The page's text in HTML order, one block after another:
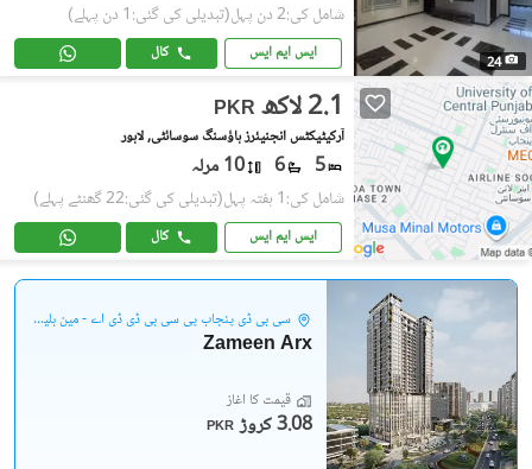
24
شامل کی:2 دن پہل (تبدیلی کی گئی:1 دن پہلے)
ایس ایم ایس کال
PKR 2.1 لاکھ
آرکیٹیکٹس انجنیئرز ہاؤسنگ سوسائٹی, لاہور
5
6 10 مرلہ
شامل کی:1 ہفتہ پہل (تبدیلی کی گئی:22 گھنٹے پہلے)
ایس ایم ایس کال
سی بی ڈی پنجاب پی سی بی ڈی ڈی اے - مین بلیوارڈ گلبرگ
Zameen Arx
قیمت کا آغاز
PKR 3.08 کروڑ